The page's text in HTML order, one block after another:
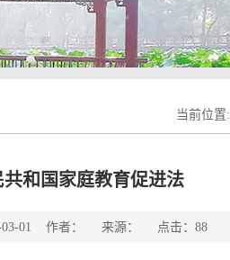
当前位置:
共和国家庭教育促进法
03-01 作者： 来源： 点击： 88